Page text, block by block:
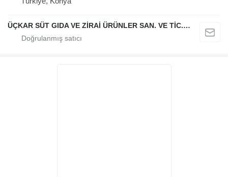
ÜÇKAR SÜT GIDA VE ZİRAİ ÜRÜNLER SAN. VE TİC. LTD. ŞTİ.